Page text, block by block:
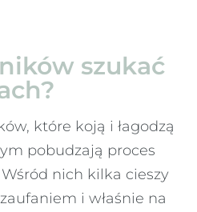
szukać
które koją i łagodzą
pobudzają proces
nich kilka cieszy
i właśnie na